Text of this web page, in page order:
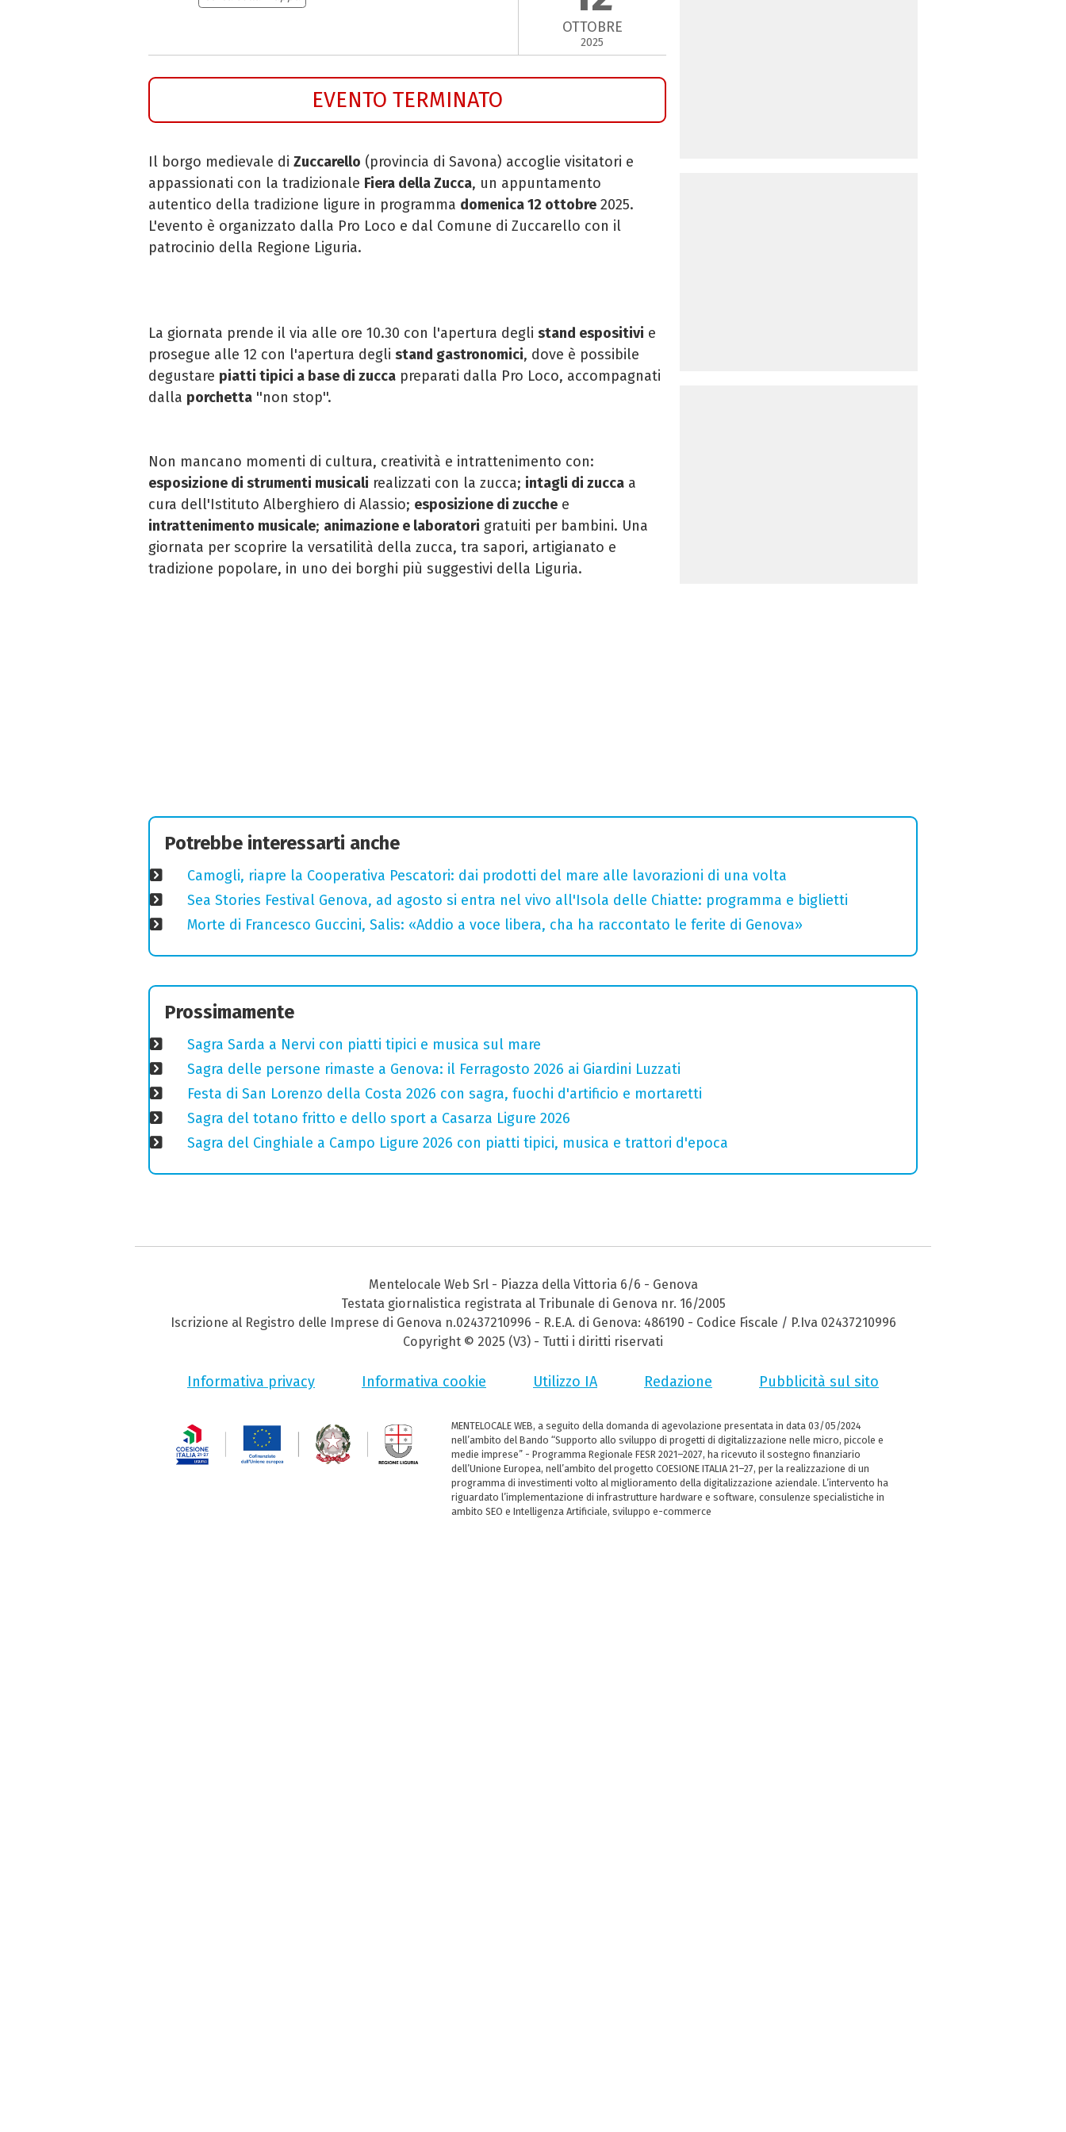
OTTOBRE
2025
EVENTO TERMINATO
Il borgo medievale di Zuccarello (provincia di Savona) accoglie visitatori e
appassionati con la tradizionale Fiera della Zucca, un appuntamento
autentico della tradizione ligure in programma domenica 12 ottobre 2025.
L'evento è organizzato dalla Pro Loco e dal Comune di Zuccarello con il
patrocinio della Regione Liguria.
La giornata prende il via alle ore 10.30 con l'apertura degli stand espositivi e
prosegue alle 12 con l'apertura degli stand gastronomici, dove è possibile
degustare piatti tipici a base di zucca preparati dalla Pro Loco, accompagnati
dalla porchetta ''non stop''.
Non mancano momenti di cultura, creatività e intrattenimento con:
esposizione di strumenti musicali realizzati con la zucca; intagli di zucca a
cura dell'Istituto Alberghiero di Alassio; esposizione di zucche e
intrattenimento musicale; animazione e laboratori gratuiti per bambini. Una
giornata per scoprire la versatilità della zucca, tra sapori, artigianato e
tradizione popolare, in uno dei borghi più suggestivi della Liguria.
Potrebbe interessarti anche
Camogli, riapre la Cooperativa Pescatori: dai prodotti del mare alle lavorazioni di una volta
Sea Stories Festival Genova, ad agosto si entra nel vivo all'Isola delle Chiatte: programma e biglietti
Morte di Francesco Guccini, Salis: «Addio a voce libera, cha ha raccontato le ferite di Genova»
Prossimamente
Sagra Sarda a Nervi con piatti tipici e musica sul mare
Sagra delle persone rimaste a Genova: il Ferragosto 2026 ai Giardini Luzzati
Festa di San Lorenzo della Costa 2026 con sagra, fuochi d'artificio e mortaretti
Sagra del totano fritto e dello sport a Casarza Ligure 2026
Sagra del Cinghiale a Campo Ligure 2026 con piatti tipici, musica e trattori d'epoca
Mentelocale Web Srl - Piazza della Vittoria 6/6 - Genova
Testata giornalistica registrata al Tribunale di Genova nr. 16/2005
Iscrizione al Registro delle Imprese di Genova n.02437210996 - R.E.A. di Genova: 486190 - Codice Fiscale / P.Iva 02437210996
Copyright © 2025 (V3) - Tutti i diritti riservati
Informativa privacy Informativa cookie Utilizzo IA Redazione Pubblicità sul sito
MENTELOCALE WEB, a seguito della domanda di agevolazione presentata in data 03/05/2024
nell’ambito del Bando “Supporto allo sviluppo di progetti di digitalizzazione nelle micro, piccole e
medie imprese” - Programma Regionale FESR 2021–2027, ha ricevuto il sostegno finanziario
dell’Unione Europea, nell’ambito del progetto COESIONE ITALIA 21–27, per la realizzazione di un
programma di investimenti volto al miglioramento della digitalizzazione aziendale. L’intervento ha
riguardato l’implementazione di infrastrutture hardware e software, consulenze specialistiche in
ambito SEO e Intelligenza Artificiale, sviluppo e-commerce